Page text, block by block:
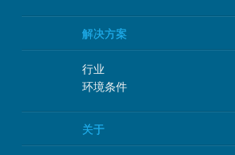
解决方案
行业
环境条件
关于